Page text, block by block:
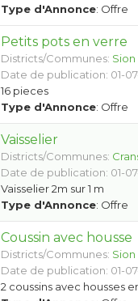
Type d'Annonce: Offre
Petits pots en verre
Districts/Communes: Sion
Date de publication: 01-
16 pieces
Type d'Annonce: Offre
Vaisselier
Districts/Communes:
Date de publication: 01-
Vaisselier 2m sur 1 m
Type d'Annonce: Offre
Coussin avec housse
Districts/Communes: Sion
Date de publication: 01-
2 coussins avec housses